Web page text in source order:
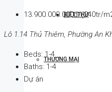
BIỆT THỰ
THƯƠNG MẠI
13.900.000.000đ/(240tr/
Lô 1.14 Thủ Thiêm, Phường An
Beds: 1-4
Baths: 1-4
Dự án